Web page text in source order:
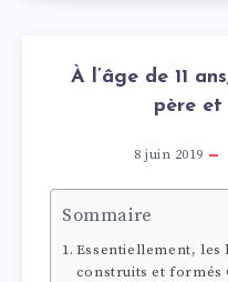
À l’âge de 11
père et
8 juin 2019
Sommaire
Essentiellement, les
construits et formés